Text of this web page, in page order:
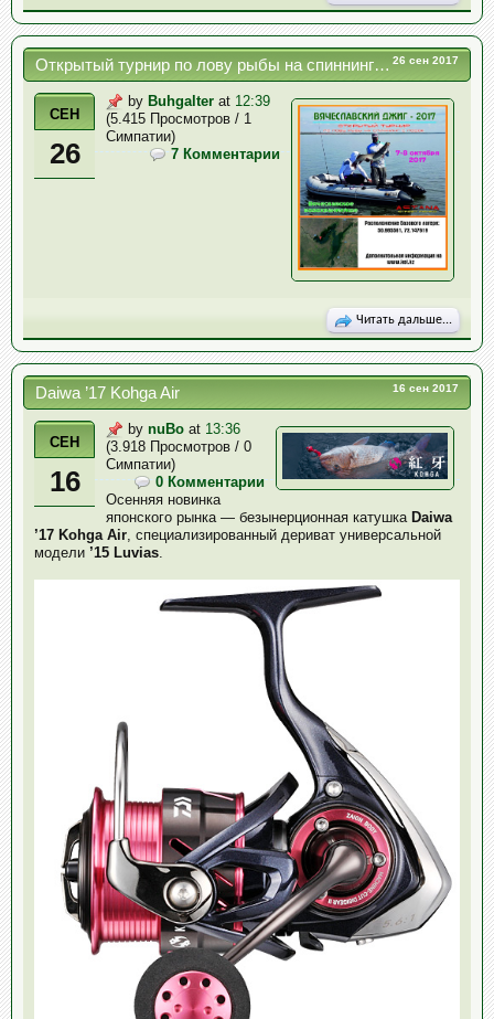
26 сен 2017
Открытый турнир по лову рыбы на спиннинг с лодок "Вячеславский джиг - 2017"
СЕН
26
by Buhgalter at 12:39
(5.415 Просмотров / 1
Симпатии)
7 Комментарии
Читать дальше...
16 сен 2017
Daiwa ’17 Kohga Air
СЕН
16
by nuBo at 13:36
(3.918 Просмотров / 0
Симпатии)
0 Комментарии
Осенняя новинка
японского рынка — безынерционная катушка Daiwa
’17 Kohga Air , специализированный дериват универсальной
модели ’15 Luvias